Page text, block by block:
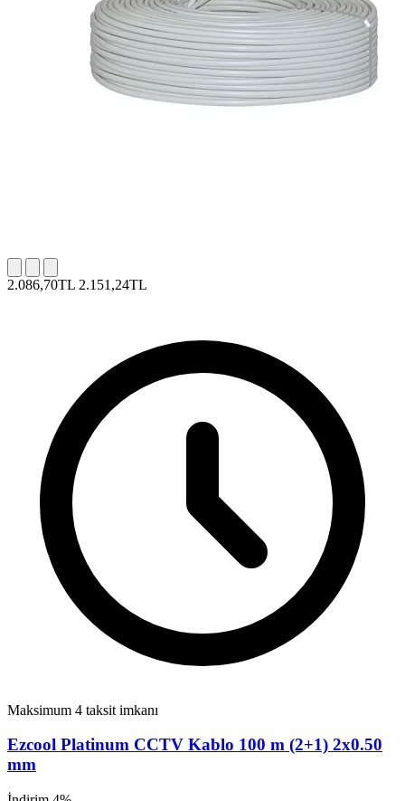
2.086,70TL 2.151,24TL
Maksimum 4 taksit imkanı
Ezcool Platinum CCTV Kablo 100 m (2+1) 2x0.50
mm